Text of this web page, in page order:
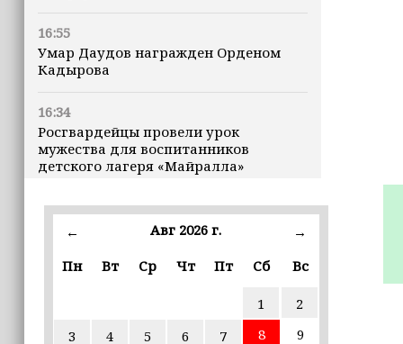
16:55
Умар Даудов награжден Орденом
Кадырова
16:34
Росгвардейцы провели урок
мужества для воспитанников
детского лагеря «Майралла»
16:30
Дмитрий Чернышенко: Внутренний
въездной — на 20,1%
Из бюджета Чечни дополнительно
← Авг 2026 г.
→
Пн
Вт Ср Чт Пт Сб Вс
1
2
3
4 5 6 7 8
9